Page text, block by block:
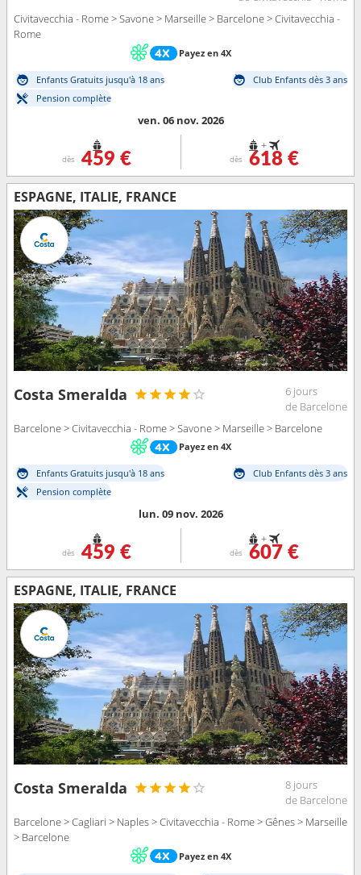
Civitavecchia - Rome > Savone > Marseille > Barcelone > Civitavecchia -
Rome
Payez en 4X
Enfants Gratuits jusqu'à 18 ans
Club Enfants dès 3 ans
Pension complète
ven. 06 nov. 2026
dès 459 €
+
dès 618 €
ESPAGNE, ITALIE, FRANCE
Costa Smeralda
6 jours
de Barcelone
Barcelone > Civitavecchia - Rome > Savone > Marseille > Barcelone
Payez en 4X
Enfants Gratuits jusqu'à 18 ans
Club Enfants dès 3 ans
Pension complète
lun. 09 nov. 2026
dès 459 €
+
dès 607 €
ESPAGNE, ITALIE, FRANCE
Costa Smeralda
8 jours
de Barcelone
Barcelone > Cagliari > Naples > Civitavecchia - Rome > Gênes > Marseille
> Barcelone
Payez en 4X